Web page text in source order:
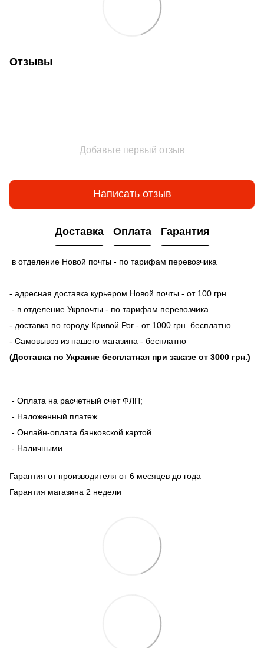
Отзывы
Добавьте первый отзыв
Написать отзыв
Доставка Оплата Гарантия
в отделение Новой почты - по тарифам перевозчика
- адресная доставка курьером Новой почты - от 100 грн.
- в отделение Укрпочты - по тарифам перевозчика
- доставка по городу Кривой Рог - от 1000 грн. бесплатно
- Самовывоз из нашего магазина - бесплатно
(Доставка по Украине бесплатная при заказе от 3000 грн.)
- Оплата на расчетный счет ФЛП;
- Наложенный платеж
- Онлайн-оплата банковской картой
- Наличными
Гарантия от производителя от 6 месяцев до года
Гарантия магазина 2 недели